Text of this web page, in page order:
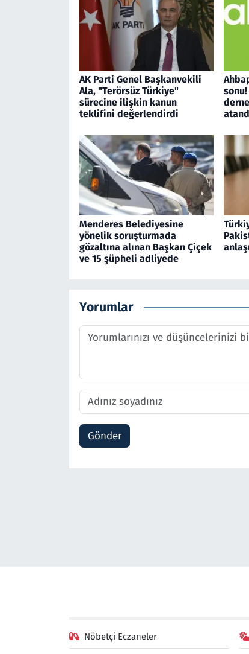
AK Parti Genel Başkanvekili
Ala, "Terörsüz Türkiye"
sürecine ilişkin kanun
teklifini değerlendirdi
Menderes Belediyesine
yönelik soruşturmada
gözaltına alınan Başkan Çiçek
ve 15 şüpheli adliyede
Yorumlar
Gönder
Nöbetçi Eczaneler